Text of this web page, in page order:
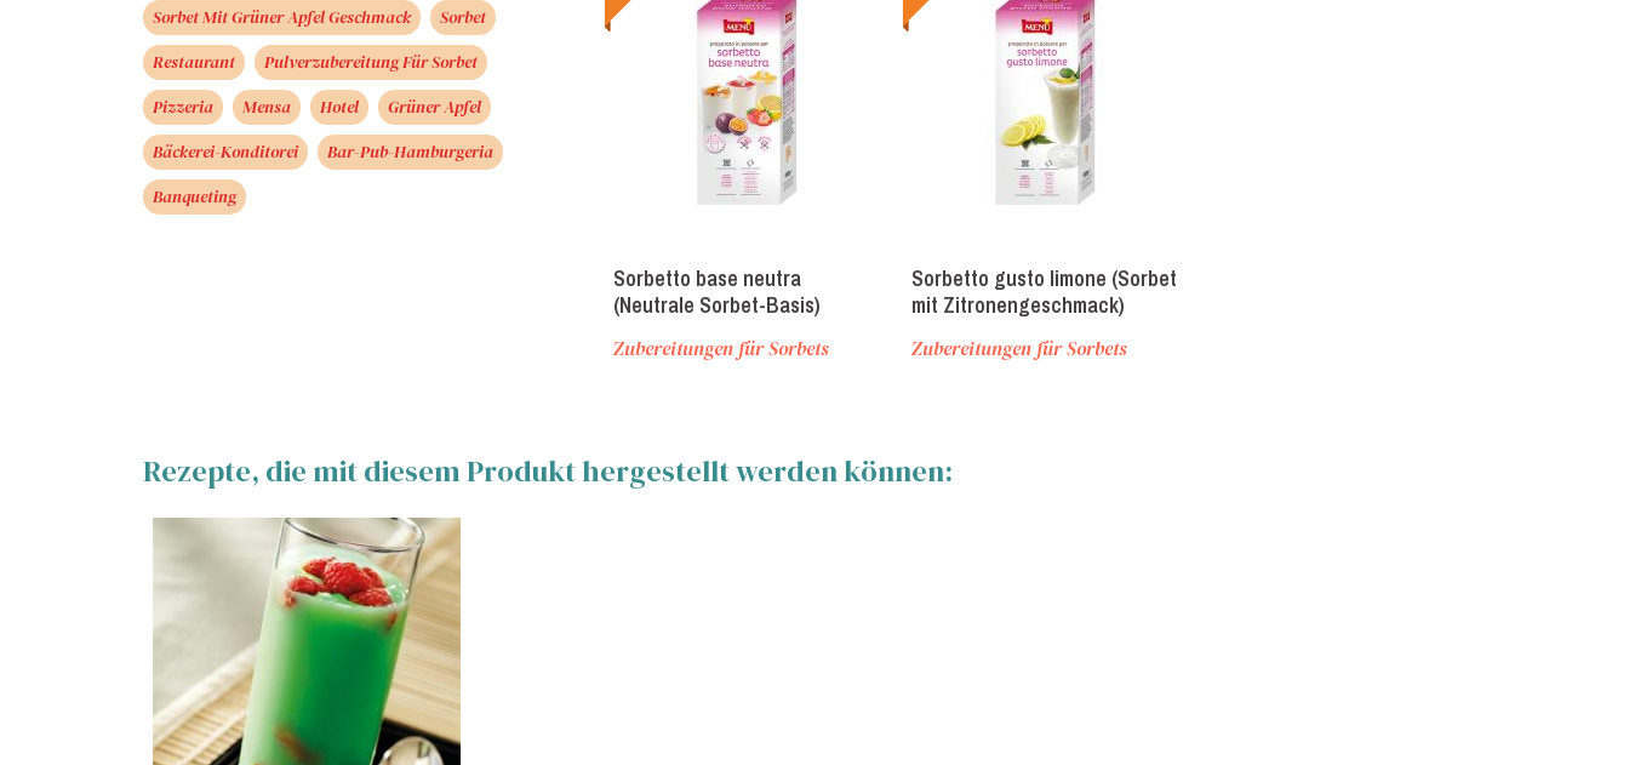
Sorbet Mit Grüner Apfel Geschmack
Sorbet
Restaurant
Pulverzubereitung Für Sorbet
Pizzeria
Mensa Hotel
Grüner Apfel
Bäckerei-Konditorei
Bar-Pub-Hamburgeria
Banqueting
Sorbetto base neutra
(Neutrale Sorbet-Basis)
Zubereitungen für Sorbets
Sorbetto gusto limone (Sorbet
mit Zitronengeschmack)
Zubereitungen für Sorbets
Rezepte, die mit diesem Produkt hergestellt werden können: